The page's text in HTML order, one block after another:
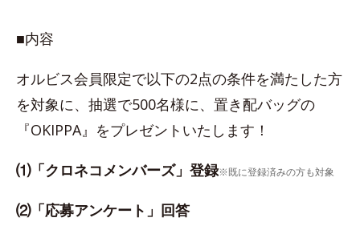
■内容
オルビス会員限定で以下の2点の条件を満たした方
を対象に、抽選で500名様に、置き配バッグの
『OKIPPA』をプレゼントいたします！
⑴「クロネコメンバーズ」登録※既に登録済みの方も対象
⑵「応募アンケート」回答